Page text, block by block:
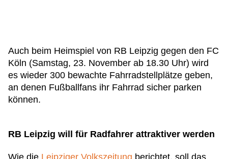
Auch beim Heimspiel von RB Leipzig gegen den FC
Köln (Samstag, 23. November ab 18.30 Uhr) wird
es wieder 300 bewachte Fahrradstellplätze geben,
an denen Fußballfans ihr Fahrrad sicher parken
können.
RB Leipzig will für Radfahrer attraktiver werden
Wie die Leipziger Volkszeitung berichtet, soll das